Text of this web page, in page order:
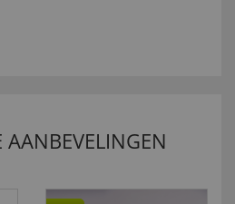
AANBEVELINGEN